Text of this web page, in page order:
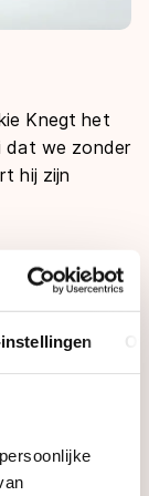
Knegt het
dat we zonder
hij zijn
van
als Adwin
die
jaar niks
er